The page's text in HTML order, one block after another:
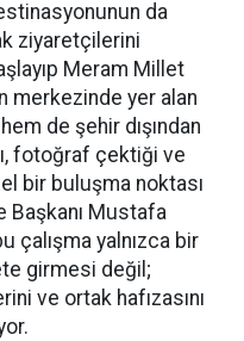
da
ziyaretçilerini
Meram Millet
merkezinde yer alan
de şehir dışından
fotoğraf çektiği ve
bir buluşma noktası
Başkanı Mustafa
çalışma yalnızca bir
girmesi değil;
ve ortak hafızasını